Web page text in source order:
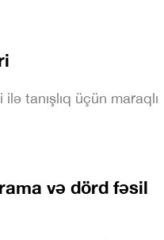
tanışlıq üçün maraqlı
və dörd fəsil